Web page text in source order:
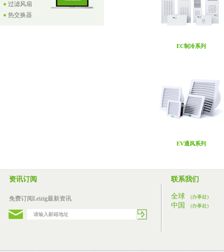
过滤风扇
热交换器
EC制冷系列
EV通风系列
资讯订阅
免费订阅Leizig最新资讯
联系我们
全球 (办事处)
中国 (办事处)